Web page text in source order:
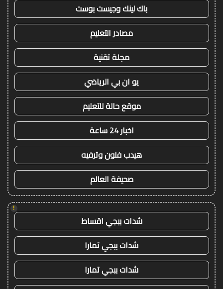
باك لينك وجيست بوست
مصادر التعليم
مجلة تقنية
يو ان بي الرياضي
موقع حالة للتعليم
اخبار 24 ساعة
هيدب فنون وترفيه
صحيفة العالم
!
شدات ببجي اقساط
شدات ببجي تمارا
شدات ببجي تمارا